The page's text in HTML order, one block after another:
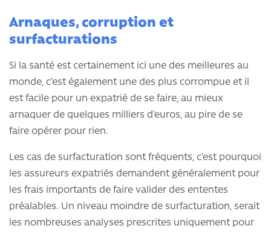
Arnaques, corruption et
surfacturations
Si la santé est certainement ici une des meilleures au
monde, c’est également une des plus corrompue et il
est facile pour un expatrié de se faire, au mieux
arnaquer de quelques milliers d’euros, au pire de se
faire opérer pour rien.
Les cas de surfacturation sont fréquents, c’est pourquoi
les assureurs expatriés demandent généralement pour
les frais importants de faire valider des ententes
préalables. Un niveau moindre de surfacturation, serait
les nombreuses analyses prescrites uniquement pour